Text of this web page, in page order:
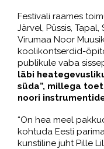
Festivali raames
Järvel, Püssis, Tapal,
Virumaa Noor
koolikontserdid-
publikule vaba
läbi
süda”, millega
noori
“On hea meel
kohtuda Eesti
kunstiline juht Pille